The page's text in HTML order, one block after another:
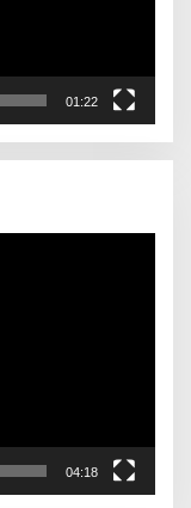
01:22
04:18